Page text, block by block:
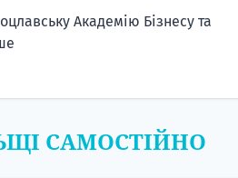
Академію Бізнесу та
САМОСТІЙНО